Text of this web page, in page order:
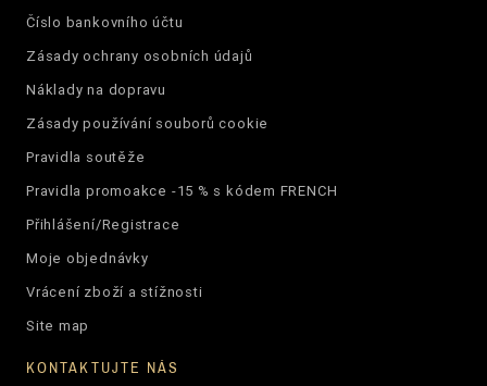
Číslo bankovního účtu
Zásady ochrany osobních údajů
Náklady na dopravu
Zásady používání souborů cookie
Pravidla soutěže
Pravidla promoakce -15 % s kódem FRENCH
Přihlášení/Registrace
Moje objednávky
Vrácení zboží a stížnosti
Site map
KONTAKTUJTE NÁS